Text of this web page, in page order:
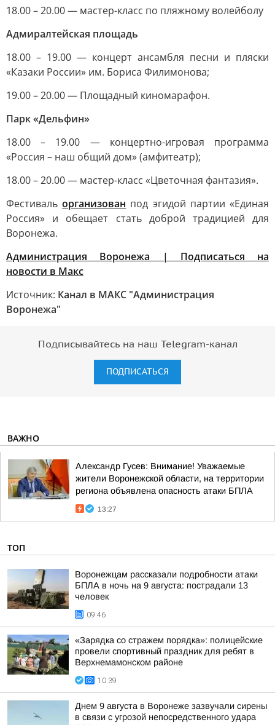
18.00 – 20.00 — мастер-класс по пляжному волейболу
Адмиралтейская площадь
18.00 – 19.00 — концерт ансамбля песни и пляски
«Казаки России» им. Бориса Филимонова;
19.00 – 20.00 — Площадный киномарафон.
Парк «Дельфин»
18.00 – 19.00 — концертно-игровая программа
«Россия – наш общий дом» (амфитеатр);
18.00 – 20.00 — мастер-класс «Цветочная фантазия».
Фестивальорганизован под эгидой партии «Единая
Россия» и обещает стать доброй традицией для
Воронежа.
Администрация Воронежа | Подписаться на
новости в Макс
Источник: Канал в МАКС "Администрация
Воронежа"
Подписывайтесь на наш Telegram-канал
ПОДПИСАТЬСЯ
ВАЖНО
Александр Гусев: Внимание! Уважаемые
жители Воронежской области, на территории
региона объявлена опасность атаки БПЛА
13:27
ТОП
Воронежцам рассказали подробности атаки
БПЛА в ночь на 9 августа: пострадали 13
человек
09:46
«Зарядка со стражем порядка»: полицейские
провели спортивный праздник для ребят в
Верхнемамонском районе
10:39
Днем 9 августа в Воронеже зазвучали сирены
в связи с угрозой непосредственного удара